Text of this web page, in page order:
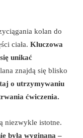
kolan do
ciała. Kluczowa
unikać
znajdą się blisko
o utrzymywaniu
ćwiczenia.
niezwykle istotne.
była wyginana –